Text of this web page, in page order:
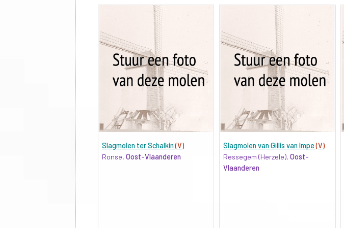
Slagmolen ter Schalkin(V)
Ronse, Oost-Vlaanderen
Slagmolen van Gillis van Impe(V)
Ressegem (Herzele), Oost-
Vlaanderen